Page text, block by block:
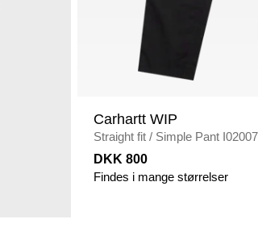
Carhartt WIP
Straight fit / Simple Pant
DKK 800
Findes i mange størrelser